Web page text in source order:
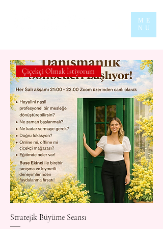
ME
NU
Çiçekçi Olmak İstiyorum
Stratejik Büyüme Seansı